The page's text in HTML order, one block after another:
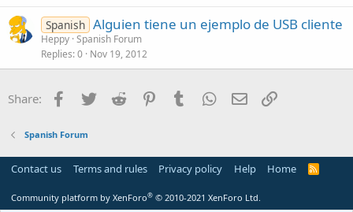
Spanish Alguien tiene un ejemplo de USB cliente
Heppy Spanish Forum
Replies 0 Nov 19, 2012
Share: Facebook
Twitter Reddit PinterestTumblr WhatsApp
Email
Spanish Forum
Contact us Terms and rules Privacy policy Help Home
R
Community platform by XenForo® © 2010-2021 XenForo Ltd.